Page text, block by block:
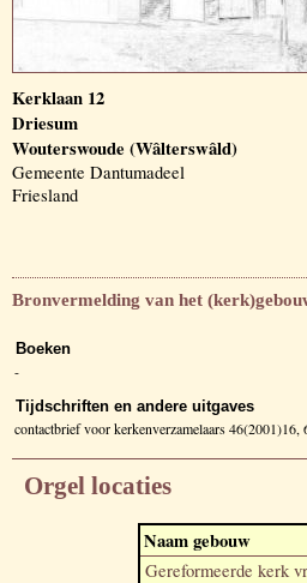
Kerklaan 12
Driesum
Wouterswoude (Wâlterswâld)
Gemeente Dantumadeel
Friesland
Bronvermelding van het
Boeken
-
Tijdschriften en andere uitgaves
contactbrief voor kerkenverzamelaars 46(2001)16,
Orgel locaties
Naam gebouw
Gereformeerde kerk